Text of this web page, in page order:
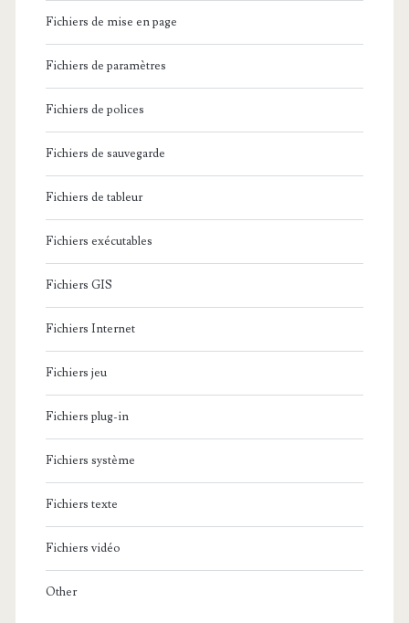
Fichiers de mise en page
Fichiers de paramètres
Fichiers de polices
Fichiers de sauvegarde
Fichiers de tableur
Fichiers exécutables
Fichiers GIS
Fichiers Internet
Fichiers jeu
Fichiers plug-in
Fichiers système
Fichiers texte
Fichiers vidéo
Other